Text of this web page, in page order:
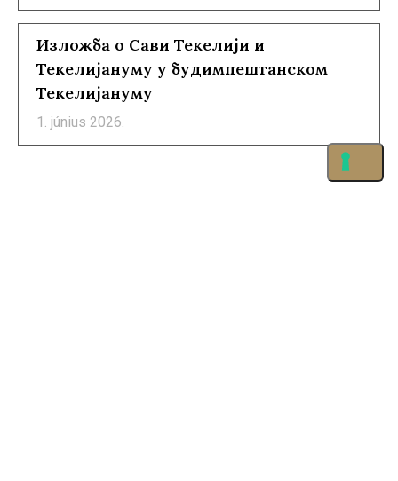
Изложба о Сави Текелији и
Текелијануму у будимпештанском
Текелијануму
1. június 2026.